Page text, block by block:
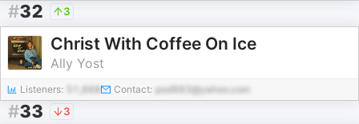
#32 3
Christ With Coffee On Ice
Ally Yost
Listeners: Contact: pod993@yahoo.com
#33 3